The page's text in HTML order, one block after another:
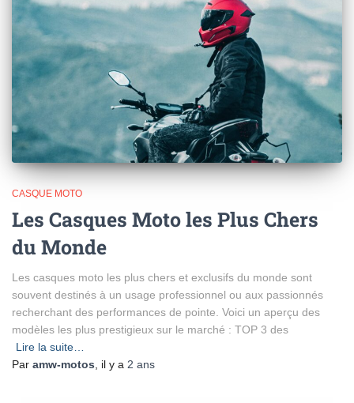
CASQUE MOTO
Les Casques Moto les Plus Chers
du Monde
Les casques moto les plus chers et exclusifs du monde sont
souvent destinés à un usage professionnel ou aux passionnés
recherchant des performances de pointe. Voici un aperçu des
modèles les plus prestigieux sur le marché : TOP 3 des
Lire la suite…
Par amw-motos , il y a 2 ans